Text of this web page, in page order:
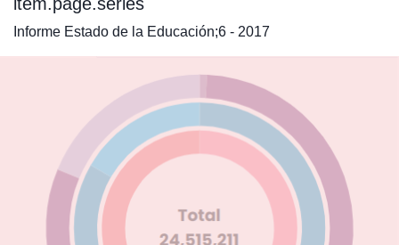
Informe Estado de la Educación;6 - 2017